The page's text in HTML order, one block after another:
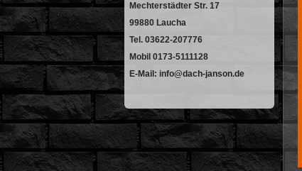
Mechterstädter Str. 17
99880 Laucha
Tel. 03622-207776
Mobil 0173-5111128
E-Mail: info@dach-janson.de